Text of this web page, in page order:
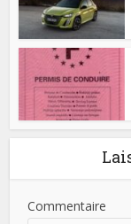
Commentaire